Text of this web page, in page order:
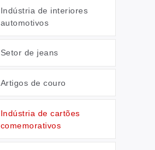
Indústria de interiores
automotivos
Setor de jeans
Artigos de couro
Indústria de cartões
comemorativos